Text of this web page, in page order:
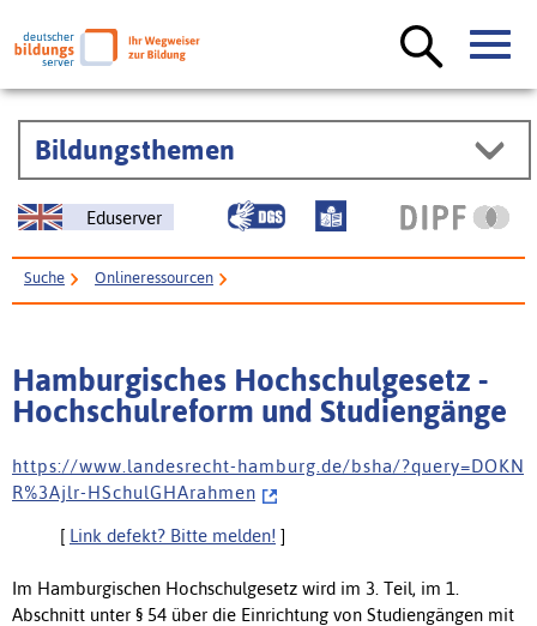
Bildungsthemen
Eduserver
Suche Onlineressourcen
Hamburgisches Hochschulgesetz -
Hochschulreform und Studiengänge
h t t p s : / / w w w . l a n d e s r e c h t - h a m b u r g . d e / b s h a / ? q u e r y = D O K N
R % 3 A j l r - H S c h u l G H A r a h m e n
[ Link defekt? Bitte melden! ]
Im Hamburgischen Hochschulgesetz wird im 3. Teil, im 1.
Abschnitt unter § 54 über die Einrichtung von Studiengängen mit